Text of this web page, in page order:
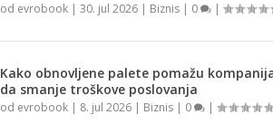
od evrobook| 30. jul 2026| Biznis| 0 |
Kako obnovljene palete pomažu
da smanje troškove poslovanja
od evrobook| 8. jul 2026| Biznis| 0 |